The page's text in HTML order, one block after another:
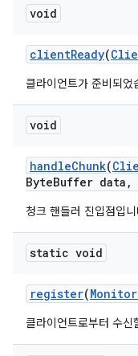
void
clientReady(
클라이언트가 준비되었
void
handleChunk(
ByteBuffer data ,
청크 핸들러 진입점입
static void
register(Monitor
클라이언트로부터 수